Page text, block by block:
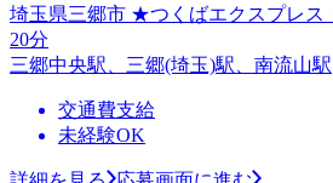
埼玉県三郷市 ★つくばエクスプレス
20分
三郷中央駅、三郷(埼玉)駅、南流山駅
交通費支給
未経験OK